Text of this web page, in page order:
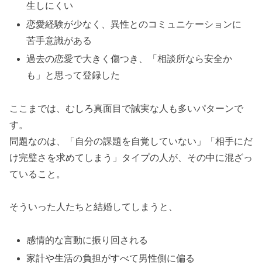
生しにくい
恋愛経験が少なく、異性とのコミュニケーションに
苦手意識がある
過去の恋愛で大きく傷つき、「相談所なら安全か
も」と思って登録した
ここまでは、むしろ真面目で誠実な人も多いパターンで
す。
問題なのは、「自分の課題を自覚していない」「相手にだ
け完璧さを求めてしまう」タイプの人が、その中に混ざっ
ていること。
そういった人たちと結婚してしまうと、
感情的な言動に振り回される
家計や生活の負担がすべて男性側に偏る